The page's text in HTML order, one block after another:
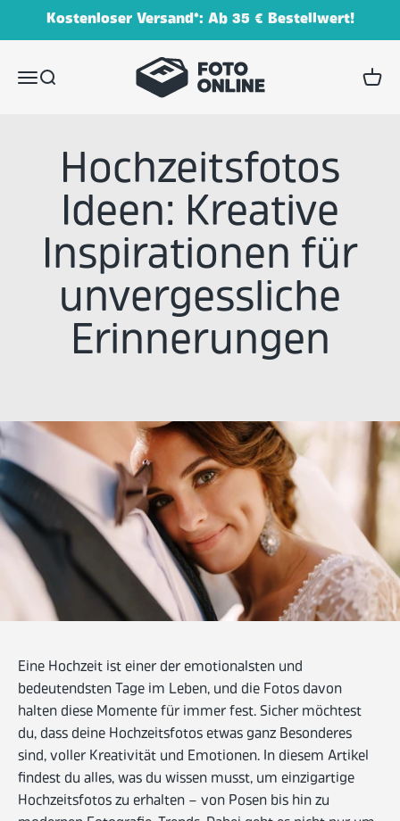
Zum Inhalt springen
Kostenloser Versand*: Ab 35 € Bestellwert!
MenüSuche
FOTO.online (Schmidt Digitaldruck GmbH)
Hochzeitsfotos
Ideen: Kreative
Inspirationen für
unvergessliche
Erinnerungen
Eine Hochzeit ist einer der emotionalsten und
bedeutendsten Tage im Leben, und die Fotos davon
halten diese Momente für immer fest. Sicher möchtest
du, dass deine Hochzeitsfotos etwas ganz Besonderes
sind, voller Kreativität und Emotionen. In diesem Artikel
findest du alles, was du wissen musst, um einzigartige
Hochzeitsfotos zu erhalten – von Posen bis hin zu